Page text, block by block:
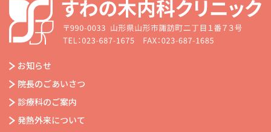
お知らせ
院長のごあいさつ
診療科のご案内
発熱外来について